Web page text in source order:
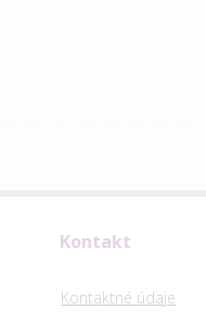
Kontakt
Kontaktné údaje